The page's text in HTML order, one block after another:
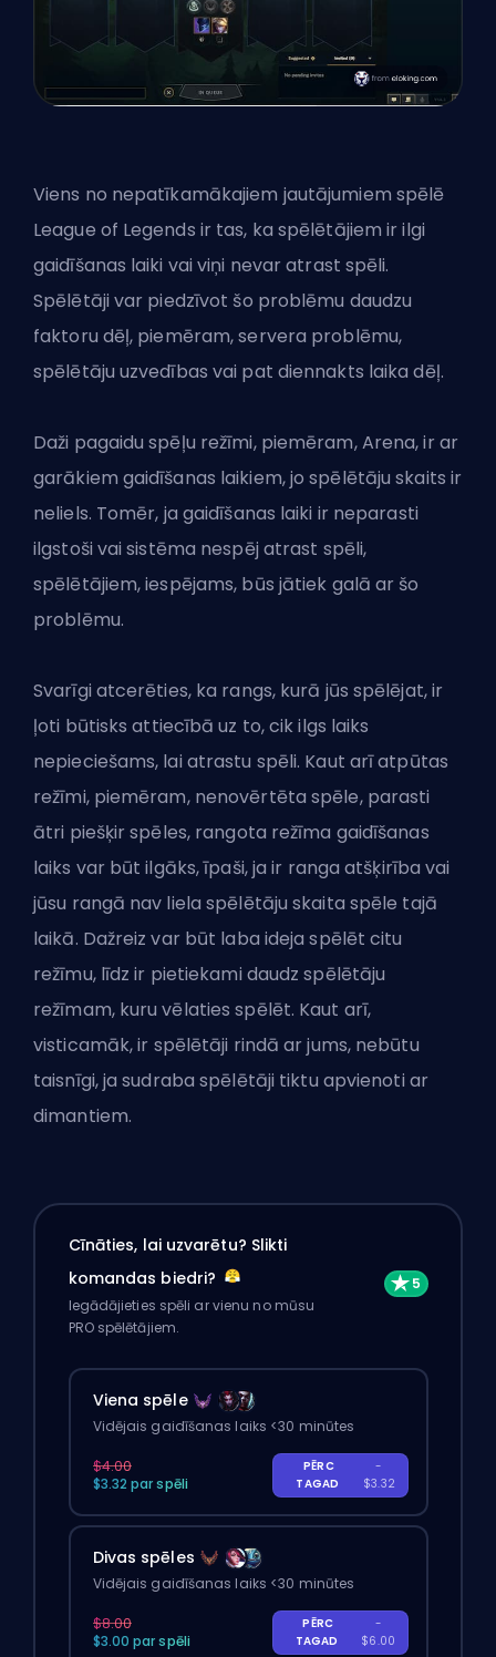
Viens no nepatīkamākajiem jautājumiem spēlē
League of Legends ir tas, ka spēlētājiem ir ilgi
gaidīšanas laiki vai viņi nevar atrast spēli.
Spēlētāji var piedzīvot šo problēmu daudzu
faktoru dēļ, piemēram, servera problēmu,
spēlētāju uzvedības vai pat diennakts laika dēļ.
Daži pagaidu spēļu režīmi, piemēram, Arena, ir ar
garākiem gaidīšanas laikiem, jo spēlētāju skaits ir
neliels. Tomēr, ja gaidīšanas laiki ir neparasti
ilgstoši vai sistēma nespēj atrast spēli,
spēlētājiem, iespējams, būs jātiek galā ar šo
problēmu.
Svarīgi atcerēties, ka rangs, kurā jūs spēlējat, ir
ļoti būtisks attiecībā uz to, cik ilgs laiks
nepieciešams, lai atrastu spēli. Kaut arī atpūtas
režīmi, piemēram, nenovērtēta spēle, parasti
ātri piešķir spēles, rangota režīma gaidīšanas
laiks var būt ilgāks, īpaši, ja ir ranga atšķirība vai
jūsu rangā nav liela spēlētāju skaita spēle tajā
laikā. Dažreiz var būt laba ideja spēlēt citu
režīmu, līdz ir pietiekami daudz spēlētāju
režīmam, kuru vēlaties spēlēt. Kaut arī,
visticamāk, ir spēlētāji rindā ar jums, nebūtu
taisnīgi, ja sudraba spēlētāji tiktu apvienoti ar
dimantiem.
Cīnāties, lai uzvarētu? Slikti
komandas biedri?
Iegādājieties spēli ar vienu no mūsu
PRO spēlētājiem.
Viena spēle
Vidējais gaidīšanas laiks <30 minūtes
$4.00
$3.32 par spēli
PĒRC
TAGAD
-
$3.32
Divas spēles
Vidējais gaidīšanas laiks <30 minūtes
$8.00
$3.00 par spēli
PĒRC
TAGAD
-
$6.00